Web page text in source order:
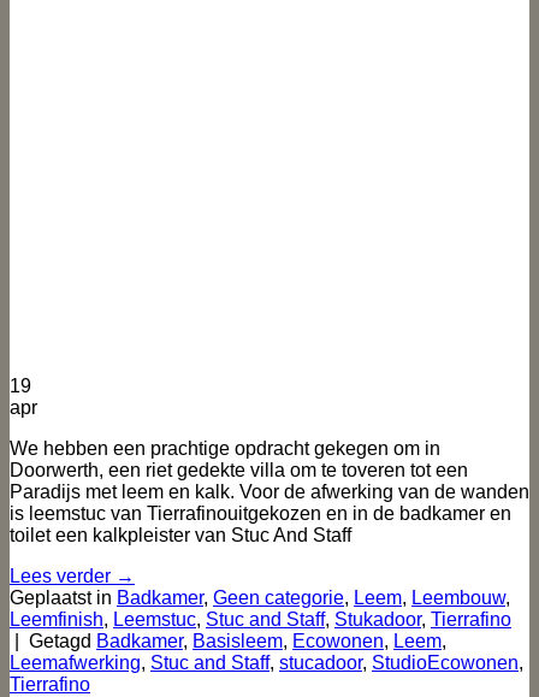
19
apr
We hebben een prachtige opdracht gekegen om in
Doorwerth, een riet gedekte villa om te toveren tot een
Paradijs met leem en kalk. Voor de afwerking van de wanden
is leemstuc van Tierrafinouitgekozen en in de badkamer en
toilet een kalkpleister van Stuc And Staff
Lees verder →
Geplaatst in Badkamer, Geen categorie, Leem, Leembouw,
Leemfinish, Leemstuc, Stuc and Staff, Stukadoor, Tierrafino
Getagd Badkamer, Basisleem, Ecowonen, Leem,
Leemafwerking, Stuc and Staff, stucadoor, StudioEcowonen,
Tierrafino